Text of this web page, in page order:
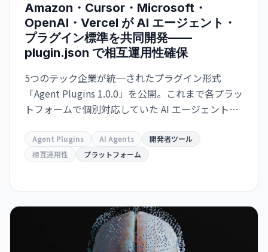
Amazon・Cursor・Microsoft・
OpenAI・Vercel が AI エージェント・
プラグイン標準を共同開発——
plugin.json で相互運用性確保
5つのテック企業が統一されたプラグイン形式
「Agent Plugins 1.0.0」を公開。これまで各プラッ
トフォームで個別対応していた AI エージェント拡
間での再利用が可能になり、開発者の負担が大幅
に軽減される。
Agent Plugins AI Agents
開発者ツール
相互運用性
プラットフォーム